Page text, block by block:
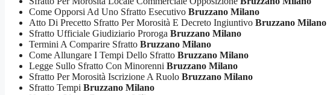
Come Opporsi Ad Uno Sfratto Esecutivo Bruzzano Milano
Atto Di Precetto Sfratto Per Morosità E Decreto Ingiuntivo Bruzzano Milano
Sfratto Ufficiale Giudiziario Proroga Bruzzano Milano
Termini A Comparire Sfratto Bruzzano Milano
Come Allungare I Tempi Dello Sfratto Bruzzano Milano
Legge Sullo Sfratto Con Minorenni Bruzzano Milano
Sfratto Per Morosità Iscrizione A Ruolo Bruzzano Milano
Sfratto Tempi Bruzzano Milano